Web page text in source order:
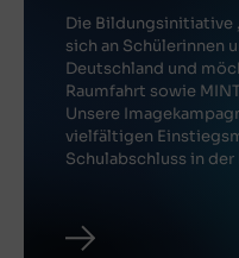
Die Bildungsinitiative
sich an Schülerinnen
Deutschland und
Raumfahrt sowie
Unsere
vielfältigen
Schulabschluss in